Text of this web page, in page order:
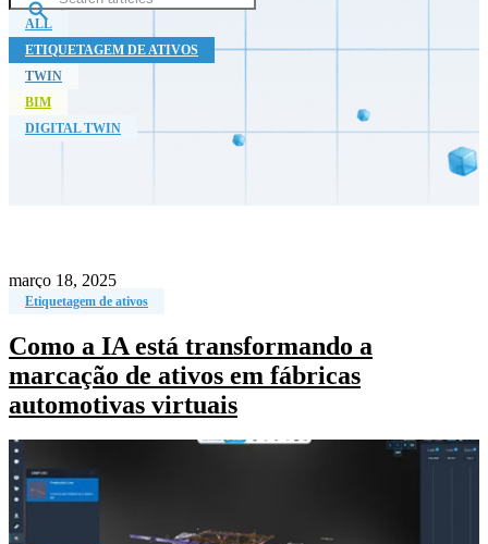
ALL
ETIQUETAGEM DE ATIVOS
TWIN
BIM
DIGITAL TWIN
março 18, 2025
Etiquetagem de ativos
Como a IA está transformando a
marcação de ativos em fábricas
automotivas virtuais